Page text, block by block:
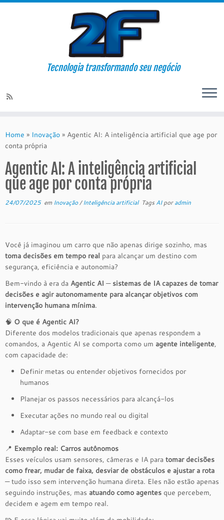
content
Tecnologia transformando seu negócio
Home » Inovação » Agentic AI: A inteligência artificial que age por
conta própria
Agentic AI: A inteligência artificial
que age por conta própria
24/07/2025em Inovação/Inteligência artificial Tags AIporadmin
Você já imaginou um carro que não apenas dirige sozinho, mas
toma decisões em tempo real para alcançar um destino com
segurança, eficiência e autonomia?
Bem-vindo à era da Agentic AI — sistemas de IA capazes de tomar
decisões e agir autonomamente para alcançar objetivos com
intervenção humana mínima.
🧠 O que é Agentic AI?
Diferente dos modelos tradicionais que apenas respondem a
comandos, a Agentic AI se comporta como um agente inteligente,
com capacidade de:
Definir metas ou entender objetivos fornecidos por
humanos
Planejar os passos necessários para alcançá-los
Executar ações no mundo real ou digital
Adaptar-se com base em feedback e contexto
📍 Exemplo real: Carros autônomos
Esses veículos usam sensores, câmeras e IA para tomar decisões
como frear, mudar de faixa, desviar de obstáculos e ajustar a rota
— tudo isso sem intervenção humana direta. Eles não estão apenas
seguindo instruções, mas atuando como agentes que percebem,
decidem e agem em tempo real.